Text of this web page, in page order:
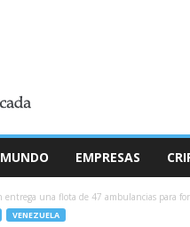
MUNDO EMPRESAS
entrega una flota de 47 ambulancias para
VENEZUELA